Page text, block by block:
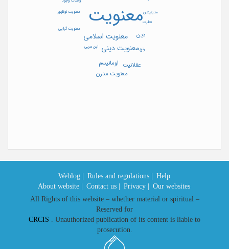
معنویت
معنویت اسلامی
معنویت دینی
دین
اومانیسم
عقلانیت
معنویت مدرن
معنویت نوظهور
ابن عربی
فطرت
مديتيشن
معنویت گرایی
رنج
Weblog | Rules and regulations |
Help
About website |
Contact us | Privacy |
Our websites
All Rights of this website – whether material or spiritual –
Reserved for
CRCIS . Unauthorized publication of its content is liable to
prosecution.